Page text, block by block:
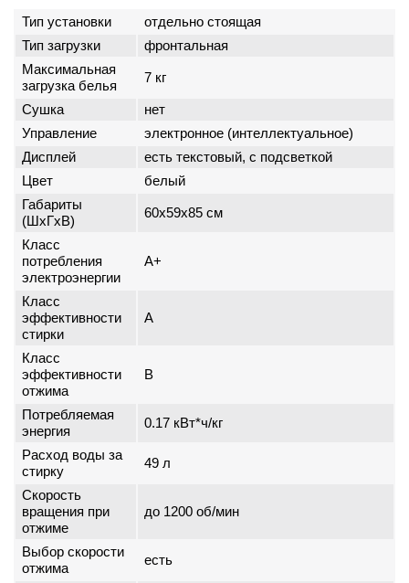
Тип установки
отдельно стоящая
Тип загрузки
фронтальная
Максимальная
загрузка белья
7 кг
Сушка
нет
Управление
электронное (интеллектуальное)
Дисплей
есть текстовый, с подсветкой
Цвет
белый
Габариты
(ШxГxВ)
60x59x85 см
Класс
потребления
электроэнергии
A+
Класс
эффективности
стирки
A
Класс
эффективности
отжима
B
Потребляемая
энергия
0.17 кВт*ч/кг
Расход воды за
стирку
49 л
Скорость
вращения при
отжиме
до 1200 об/мин
Выбор скорости
отжима
есть